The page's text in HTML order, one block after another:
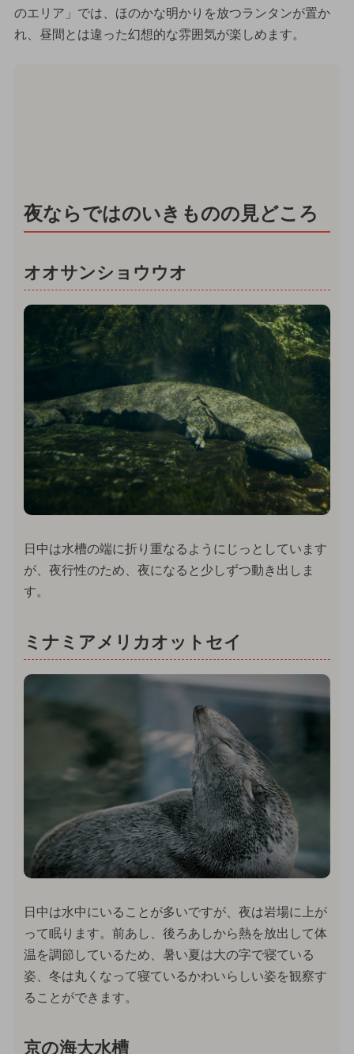
のエリア」では、ほのかな明かりを放つランタンが置か
れ、昼間とは違った幻想的な雰囲気が楽しめます。
夜ならではのいきものの見どころ
オオサンショウウオ
日中は水槽の端に折り重なるようにじっとしています
が、夜行性のため、夜になると少しずつ動き出しま
す。
ミナミアメリカオットセイ
日中は水中にいることが多いですが、夜は岩場に上が
って眠ります。前あし、後ろあしから熱を放出して体
温を調節しているため、暑い夏は大の字で寝ている
姿、冬は丸くなって寝ているかわいらしい姿を観察す
ることができます。
京の海大水槽